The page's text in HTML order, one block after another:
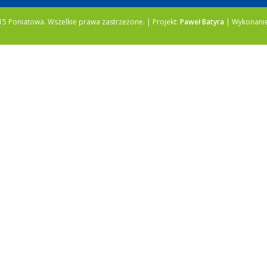
Poniatowa. Wszelkie prawa zastrzeżone. | Projekt: Paweł Batyra |